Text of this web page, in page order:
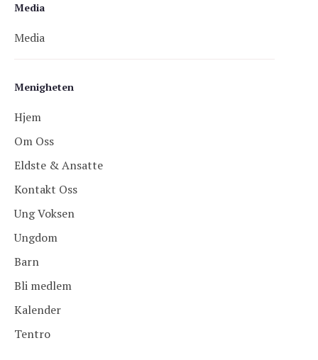
Menigheten
Hjem
Om Oss
Eldste & Ansatte
Kontakt Oss
Ung Voksen
Ungdom
Barn
Bli medlem
Kalender
Tentro
Media
Media